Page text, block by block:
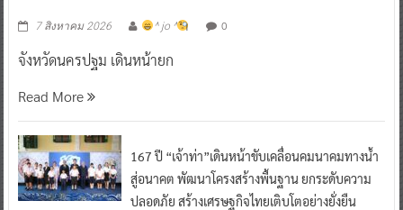
7 สิงหาคม 2026 ^ jo ^ 0
จังหวัดนครปฐม เดินหน้ายก
Read More
167 ปี “เจ้าท่า”เดินหน้าขับเคลื่อนคมนาคมทางน้ำ
สู่อนาคต พัฒนาโครงสร้างพื้นฐาน ยกระดับความ
ปลอดภัย สร้างเศรษฐกิจไทยเติบโตอย่างยั่งยืน